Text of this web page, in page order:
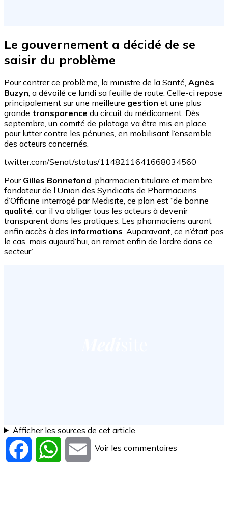
Le gouvernement a décidé de se
saisir du problème
Pour contrer ce problème, la ministre de la Santé, Agnès
Buzyn , a dévoilé ce lundi sa feuille de route. Celle-ci repose
principalement sur une meilleure gestion et une plus
grande transparence du circuit du médicament. Dès
septembre, un comité de pilotage va être mis en place
pour lutter contre les pénuries, en mobilisant l’ensemble
des acteurs concernés.
twitter.com/Senat/status/1148211641668034560
Pour Gilles Bonnefond , pharmacien titulaire et membre
fondateur de l’Union des Syndicats de Pharmaciens
d’Officine interrogé par Medisite, ce plan est “de bonne
qualité , car il va obliger tous les acteurs à devenir
transparent dans les pratiques. Les pharmaciens auront
enfin accès à des informations . Auparavant, ce n’était pas
le cas, mais aujourd’hui, on remet enfin de l’ordre dans ce
secteur”.
Afficher les sources de cet article
Facebook WhatsApp
Email
Voir les commentaires